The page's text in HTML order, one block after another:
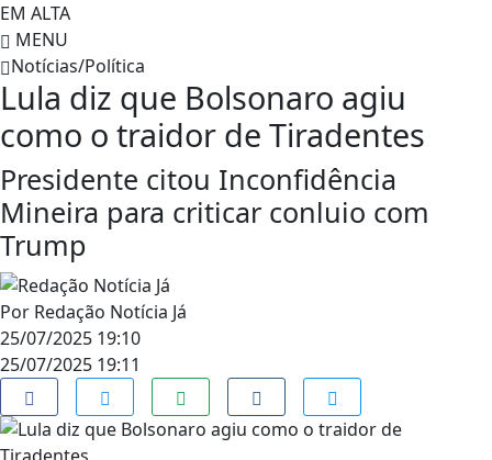
EM ALTA
MENU
Notícias/Política
Lula diz que Bolsonaro agiu
como o traidor de Tiradentes
Presidente citou Inconfidência
Mineira para criticar conluio com
Trump
Por Redação Notícia Já
25/07/2025 19:10
25/07/2025 19:11